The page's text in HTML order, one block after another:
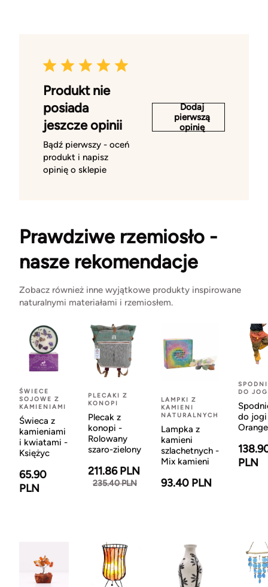
Produkt nie
posiada
jeszcze opinii
Bądź pierwszy - oceń
produkt i napisz
opinię o sklepie
Dodaj
pierwszą
opinię
Prawdziwe rzemiosło -
nasze rekomendacje
Zobacz również inne wyjątkowe produkty inspirowane
naturalnymi materiałami i rzemiosłem.
ŚWIECE
SOJOWE Z
KAMIENIAMI
Świeca z
kamieniami
i kwiatami -
Księżyc
65.90
PLN
PLECAKI Z
KONOPI
Plecak z
konopi -
Rolowany
szaro-zielony
211.86 PLN
235.40 PLN
LAMPKI Z
KAMIENI
NATURALNYCH
Lampka z
kamieni
szlachetnych -
Mix kamieni
93.40 PLN
DO
do
Orange
PLN